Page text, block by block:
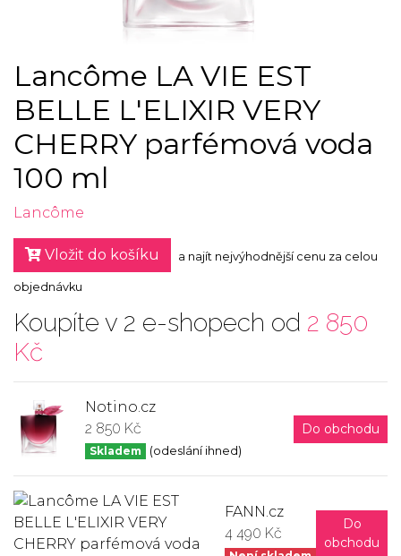
Lancôme LA VIE EST
BELLE L'ELIXIR VERY
CHERRY parfémová voda
100 ml
Lancôme
Vložit do košíku a najít nejvýhodnější cenu za celou
objednávku
Koupíte v 2 e-shopech od 2 850
Kč
Notino.cz
2 850 Kč
Skladem (odeslání ihned)
Do obchodu
FANN.cz
4 490 Kč
Do
obchodu